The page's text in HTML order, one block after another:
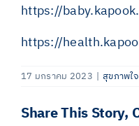
https://
https://
17 มกราคม 2023 | สุขภาพใจ
Share This Story,